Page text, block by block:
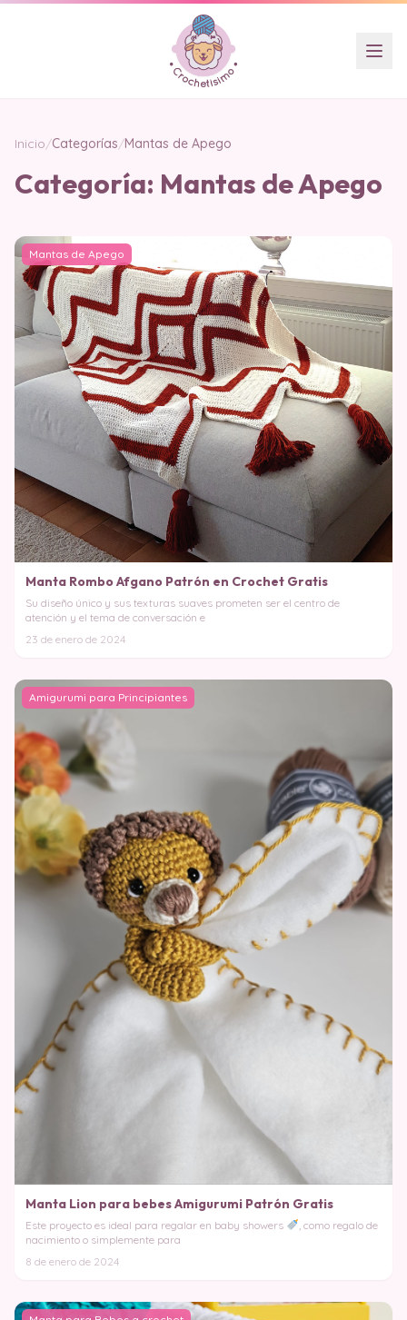
Inicio/Categorías/Mantas de Apego
Categoría: Mantas de Apego
Mantas de Apego
Manta Rombo Afgano Patrón en Crochet Gratis
Su diseño único y sus texturas suaves prometen ser el centro de
atención y el tema de conversación e
23 de enero de 2024
Amigurumi para Principiantes
Manta Lion para bebes Amigurumi Patrón Gratis
Este proyecto es ideal para regalar en baby showers
, como regalo de
nacimiento o simplemente para
8 de enero de 2024